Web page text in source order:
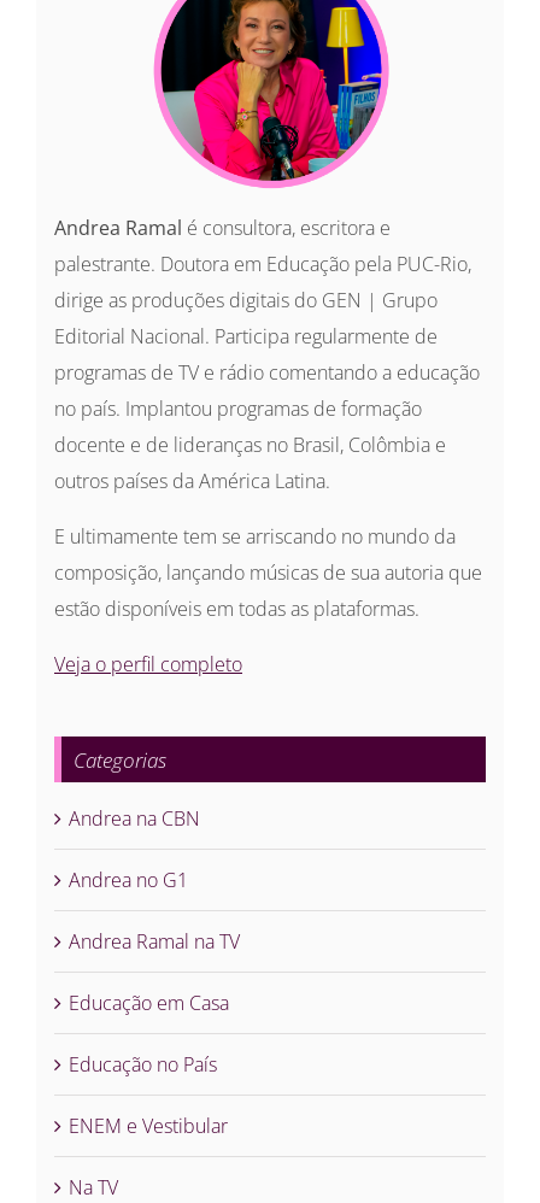
Andrea Ramal é consultora, escritora e
palestrante. Doutora em Educação pela PUC-Rio,
dirige as produções digitais do GEN | Grupo
Editorial Nacional. Participa regularmente de
programas de TV e rádio comentando a educação
no país. Implantou programas de formação
docente e de lideranças no Brasil, Colômbia e
outros países da América Latina.
E ultimamente tem se arriscando no mundo da
composição, lançando músicas de sua autoria que
estão disponíveis em todas as plataformas.
Veja o perfil completo
Categorias
Andrea na CBN
Andrea no G1
Andrea Ramal na TV
Educação em Casa
Educação no País
ENEM e Vestibular
Na TV